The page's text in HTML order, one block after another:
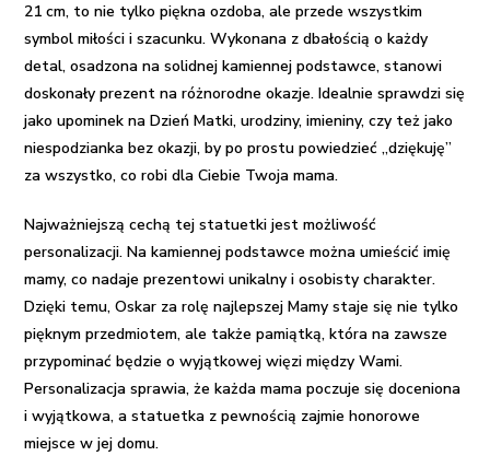
21 cm, to nie tylko piękna ozdoba, ale przede wszystkim
symbol miłości i szacunku. Wykonana z dbałością o każdy
detal, osadzona na solidnej kamiennej podstawce, stanowi
doskonały prezent na różnorodne okazje. Idealnie sprawdzi się
jako upominek na Dzień Matki, urodziny, imieniny, czy też jako
niespodzianka bez okazji, by po prostu powiedzieć „dziękuję”
za wszystko, co robi dla Ciebie Twoja mama.
Najważniejszą cechą tej statuetki jest możliwość
personalizacji. Na kamiennej podstawce można umieścić imię
mamy, co nadaje prezentowi unikalny i osobisty charakter.
Dzięki temu, Oskar za rolę najlepszej Mamy staje się nie tylko
pięknym przedmiotem, ale także pamiątką, która na zawsze
przypominać będzie o wyjątkowej więzi między Wami.
Personalizacja sprawia, że każda mama poczuje się doceniona
i wyjątkowa, a statuetka z pewnością zajmie honorowe
miejsce w jej domu.